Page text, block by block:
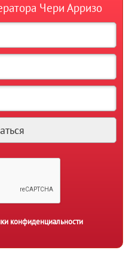
Чери Арризо
конфиденциальности